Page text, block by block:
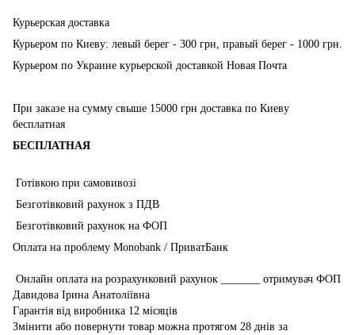
Курьерская доставка
Курьером по Киеву: левый берег - 300 грн, правый берег - 1000 грн.
Курьером по Украине курьерской доставкой Новая Почта
При заказе на сумму свыше 15000 грн доставка по Киеву
бесплатная
БЕСПЛАТНАЯ
Готівкою при самовивозі
Безготівковий рахунок з ПДВ
Безготівковий рахунок на ФОП
Оплата на проблему Monobank / ПриватБанк
Онлайн оплата на розрахунковий рахунок _______ отримувач ФОП
Давидова Ірина Анатоліївна
Гарантія від виробника 12 місяців
Змінити або повернути товар можна протягом 28 днів за